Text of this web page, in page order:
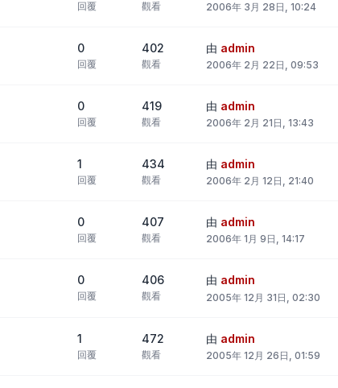
回覆 觀看 2006年 3月 28日, 10:24
0
回覆
402
觀看
由 admin
2006年 2月 22日, 09:53
0
回覆
419
觀看
由 admin
2006年 2月 21日, 13:43
1
回覆
434
觀看
由 admin
2006年 2月 12日, 21:40
0
回覆
407
觀看
由 admin
2006年 1月 9日, 14:17
0
回覆
406
觀看
由 admin
2005年 12月 31日, 02:30
1
回覆
472
觀看
由 admin
2005年 12月 26日, 01:59